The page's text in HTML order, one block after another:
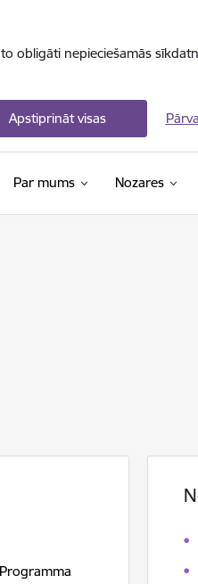
obligāti nepieciešamās
Apstiprināt visas
Par mums Nozares